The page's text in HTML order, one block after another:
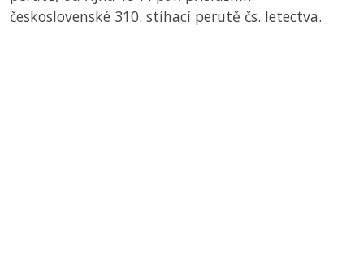
československé 310. stíhací perutě čs. letectva.